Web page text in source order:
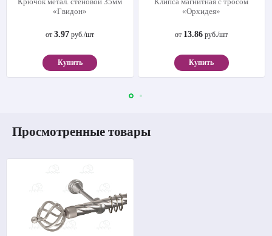
«Гвидон»
от3.97 руб./шт
Купить
«Орхидея»
от 13.86 руб./шт
Купить
Просмотренные товары